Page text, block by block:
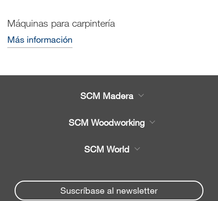
Máquinas para carpintería
Más información
SCM Madera
Recambios
Empresa
SCM Woodworking
Seccionadoras
SCM World
Spare parts service
Suscríbase al newsletter